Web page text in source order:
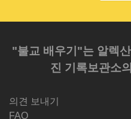
"불교 배우기"는 알렉
진 기록보관소
의견 보내기
FAQ